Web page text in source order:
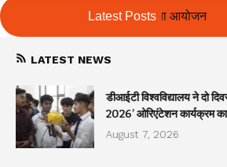
Latest Posts
एक साल से लंबित राज्य आंदोलनकारी
LATEST NEWS
डीआईटी विश्वविद्यालय ने दो
2026’ ओरिएंटेशन कार्यक्रम
August 7, 2026